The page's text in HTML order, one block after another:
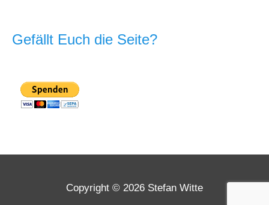
Gefällt Euch die Seite?
Copyright © 2026 Stefan Witte